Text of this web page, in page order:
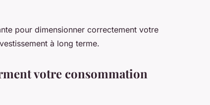
pour dimensionner correctement votre
à long terme.
votre consommation